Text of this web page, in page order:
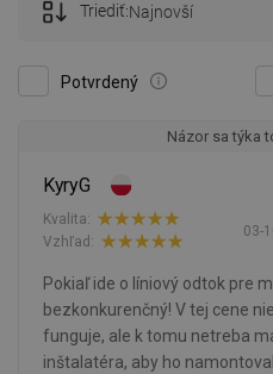
Potvrdený
Triediť:Najnovší
Názor sa týka
KyryG
03-
Kvalita:
Vzhľad:
Pokiaľ ide o líniový odtok pre
bezkonkurenčný! V tej cene
funguje, ale k tomu netreba
inštalatéra, aby ho